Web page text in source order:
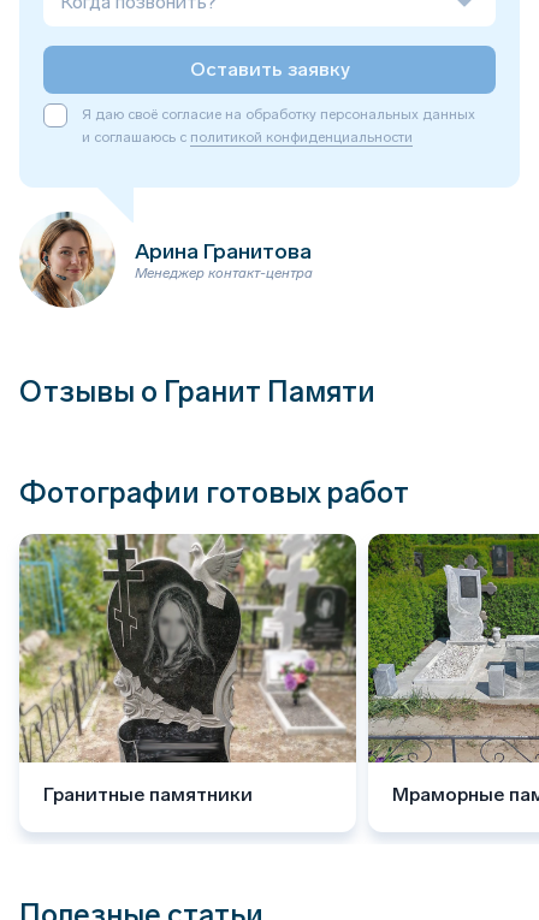
Оставить заявку
Я даю своё согласие на обработку персональных данных
и соглашаюсь с политикой конфиденциальности
Арина Гранитова
Менеджер контакт-центра
Отзывы о Гранит Памяти
Фотографии готовых работ
Гранитные памятники Мраморные